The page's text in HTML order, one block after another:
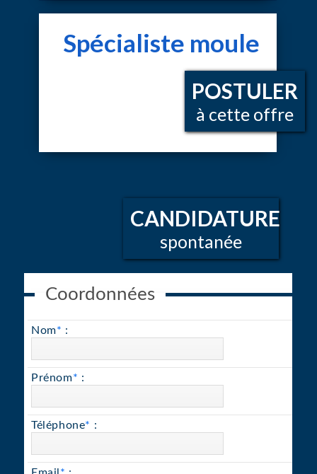
Spécialiste moule
POSTULER
à cette offre
CANDIDATURE
spontanée